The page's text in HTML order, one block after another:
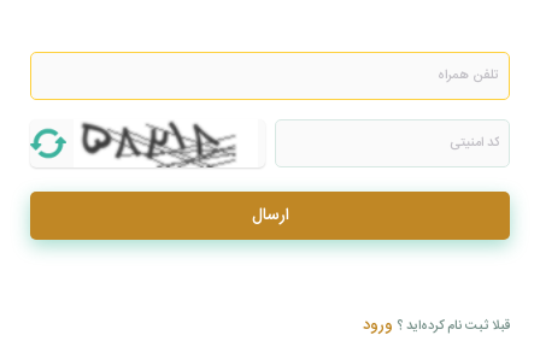
ارسال
قبلا ثبت نام کرده‌اید ؟ ورود